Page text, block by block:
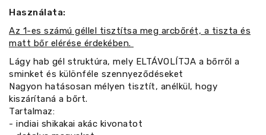
Használata:
Az 1-es számú géllel tisztítsa meg arcbőrét, a tiszta és
matt bőr elérése érdekében.
Lágy hab gél struktúra, mely ELTÁVOLÍTJA a bőrről a
sminket és különféle szennyeződéseket
Nagyon hatásosan mélyen tisztít, anélkül, hogy
kiszárítaná a bőrt.
Tartalmaz:
- indiai shikakai akác kivonatot